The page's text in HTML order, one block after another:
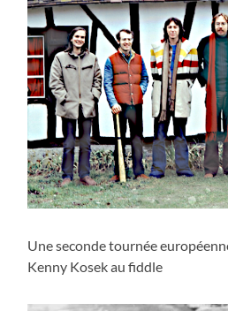
Une seconde tournée
Kenny Kosek au fiddle